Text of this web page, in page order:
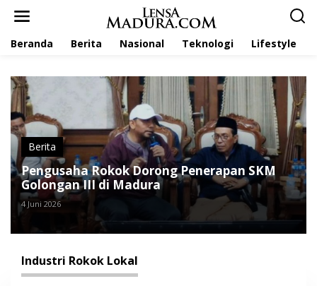
Beranda Berita Nasional Teknologi Lifestyle
Berita
Pengusaha Rokok Dorong Penerapan SKM
Golongan III di Madura
4 Juni 2026
Industri Rokok Lokal